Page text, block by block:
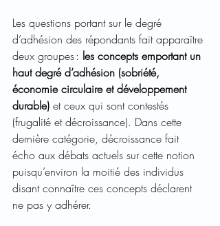
Les questions portant sur le degré
d’adhésion des répondants fait apparaître
deux groupes : les concepts emportant un
haut degré d’adhésion (sobriété,
économie circulaire et développement
durable) et ceux qui sont contestés
(frugalité et décroissance). Dans cette
dernière catégorie, décroissance fait
écho aux débats actuels sur cette notion
puisqu’environ la moitié des individus
disant connaître ces concepts déclarent
ne pas y adhérer.